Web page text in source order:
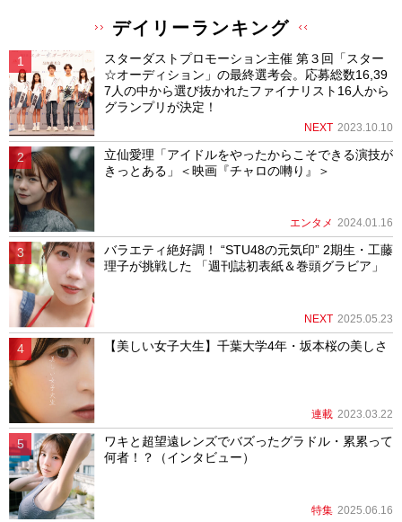
デイリーランキング
スターダストプロモーション主催 第３回「スター
☆オーディション」の最終選考会。応募総数16,39
7人の中から選び抜かれたファイナリスト16人から
グランプリが決定！
NEXT 2023.10.10
立仙愛理「アイドルをやったからこそできる演技が
きっとある」＜映画『チャロの囀り』＞
エンタメ 2024.01.16
バラエティ絶好調！ “STU48の元気印” 2期生・工藤
理子が挑戦した 「週刊誌初表紙＆巻頭グラビア」
NEXT 2025.05.23
【美しい女子大生】千葉大学4年・坂本桜の美しさ
連載 2023.03.22
ワキと超望遠レンズでバズったグラドル・累累って
何者！？（インタビュー）
特集 2025.06.16